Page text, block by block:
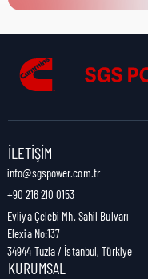
Nakliye Uzunluğu:
Nakliye Ağırlığı:
İLETIŞIM
info@sgspower.com.tr
+90 216 210 0153
Evliya Çelebi Mh. Sahil Bulvarı
Elexia No:137
34944 Tuzla / İstanbul, Türkiye
KURUMSAL